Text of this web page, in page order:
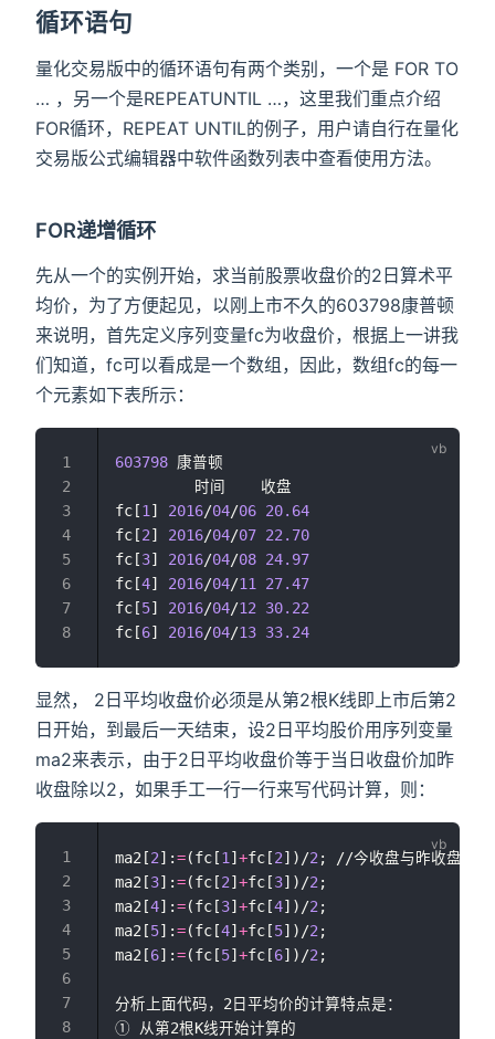
循环语句
量化交易版中的循环语句有两个类别，一个是 FOR TO
… ，另一个是REPEATUNTIL …，这里我们重点介绍
FOR循环，REPEAT UNTIL的例子，用户请自行在量化
交易版公式编辑器中软件函数列表中查看使用方法。
FOR递增循环
先从一个的实例开始，求当前股票收盘价的2日算术平
均价，为了方便起见，以刚上市不久的603798康普顿
来说明，首先定义序列变量fc为收盘价，根据上一讲我
们知道，fc可以看成是一个数组，因此，数组fc的每一
个元素如下表所示：
603798 康普顿
         时间    收盘
fc[1] 2016/04/06 20.64
fc[2] 2016/04/07 22.70
fc[3] 2016/04/08 24.97
fc[4] 2016/04/11 27.47
fc[5] 2016/04/12 30.22
fc[6] 2016/04/13 33.24
显然， 2日平均收盘价必须是从第2根K线即上市后第2
日开始，到最后一天结束，设2日平均股价用序列变量
ma2来表示，由于2日平均收盘价等于当日收盘价加昨
收盘除以2，如果手工一行一行来写代码计算，则：
ma2[2]:=(fc[1 ] +fc[2])/2 ; //今收盘与昨收盘之和
ma2[3]:=(fc[2] +fc[3])/2 ;
ma2[4]:=(fc[3] +fc[4])/2 ;
ma2[5]:=(fc[4] +fc[5])/2 ;
ma2[6]:=(fc[5] +fc[6])/2 ;
分析上面代码，2日平均价的计算特点是：
① 从第2根K线开始计算的